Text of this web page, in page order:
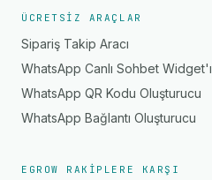
ÜCRETSIZ ARAÇLAR
Sipariş Takip Aracı
WhatsApp Canlı Sohbet Widget'ı
WhatsApp QR Kodu Oluşturucu
WhatsApp Bağlantı Oluşturucu
EGROW RAKIPLERE KARŞI